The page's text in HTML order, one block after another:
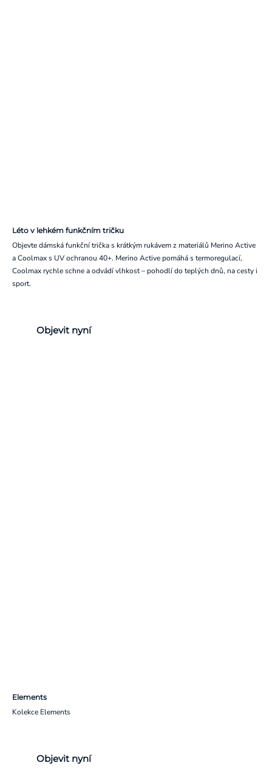
Léto v lehkém funkčním tričku
Objevte dámská funkční trička s krátkým rukávem z materiálů Merino Active
a Coolmax s UV ochranou 40+. Merino Active pomáhá s termoregulací,
Coolmax rychle schne a odvádí vlhkost – pohodlí do teplých dnů, na cesty i
sport.
Objevit nyní
Elements
Kolekce Elements
Objevit nyní